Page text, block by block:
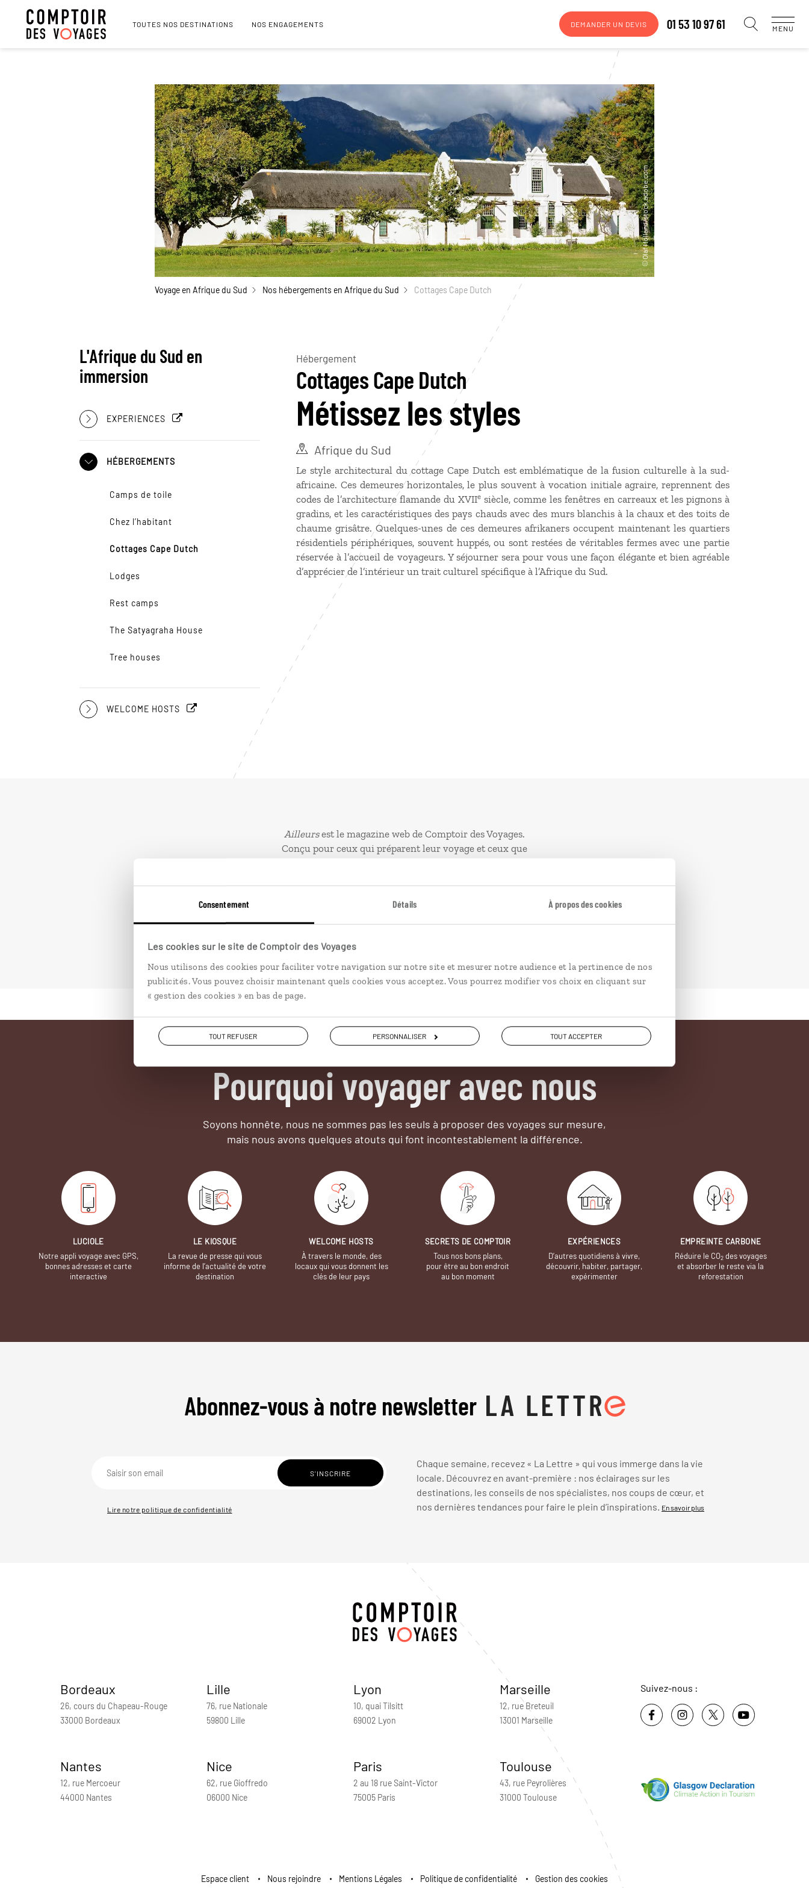
Consentement Détails À propos des cookies
Les cookies sur le site de Comptoir des Voyages
Nous utilisons des cookies pour faciliter votre navigation sur notre site et mesurer notre audience et la pertinence de nos
publicités. Vous pouvez choisir maintenant quels cookies vous acceptez. Vous pourrez modifier vos choix en cliquant sur
« gestion des cookies » en bas de page.
TOUT REFUSER PERSONNALISER TOUT ACCEPTER
TOUTES NOS DESTINATIONS NOS ENGAGEMENTS DEMANDER UN DEVIS 01 53 10 97 61 MENU
Voyage en Afrique du Sud Nos hébergements en Afrique du Sud Cottages Cape Dutch
L'Afrique du Sud en
immersion
EXPERIENCES
HÉBERGEMENTS
Camps de toile
Chez l’habitant
Cottages Cape Dutch
Lodges
Rest camps
The Satyagraha House
Tree houses
WELCOME HOSTS
Hébergement
Cottages Cape Dutch
Métissez les styles
Afrique du Sud
Le style architectural du cottage Cape Dutch est emblématique de la fusion culturelle à la sud-
africaine. Ces demeures horizontales, le plus souvent à vocation initiale agraire, reprennent des
codes de l’architecture flamande du XVIIe siècle, comme les fenêtres en carreaux et les pignons à
gradins, et les caractéristiques des pays chauds avec des murs blanchis à la chaux et des toits de
chaume grisâtre. Quelques-unes de ces demeures afrikaners occupent maintenant les quartiers
résidentiels périphériques, souvent huppés, ou sont restées de véritables fermes avec une partie
réservée à l’accueil de voyageurs. Y séjourner sera pour vous une façon élégante et bien agréable
d’apprécier de l’intérieur un trait culturel spécifique à l’Afrique du Sud.
Ailleursest le magazine web de Comptoir des Voyages.
Conçu pour ceux qui préparent leur voyage et ceux que
Pourquoi voyager avec nous
Soyons honnête, nous ne sommes pas les seuls à proposer des voyages sur mesure,
mais nous avons quelques atouts qui font incontestablement la différence.
LUCIOLE
Notre appli voyage avec GPS,
bonnes adresses et carte
interactive
LE KIOSQUE
La revue de presse qui vous
informe de l’actualité de votre
destination
WELCOME HOSTS
À travers le monde, des
locaux qui vous donnent les
clés de leur pays
SECRETS DE COMPTOIR
Tous nos bons plans,
pour être au bon endroit
au bon moment
EXPÉRIENCES
D’autres quotidiens à vivre,
découvrir, habiter, partager,
expérimenter
EMPREINTE CARBONE
Réduire le CO2des voyages
et absorber le reste via la
reforestation
Abonnez-vous à notre newsletter
Lire notre politique de confidentialité
Chaque semaine, recevez « La Lettre » qui vous immerge dans la vie
locale. Découvrez en avant-première : nos éclairages sur les
destinations, les conseils de nos spécialistes, nos coups de cœur, et
nos dernières tendances pour faire le plein d’inspirations. En savoir plus
Bordeaux
26, cours du Chapeau-Rouge
33000 Bordeaux
Lille
76, rue Nationale
59800 Lille
Lyon
10, quai Tilsitt
69002 Lyon
Marseille
12, rue Breteuil
13001 Marseille
Nantes
12, rue Mercoeur
44000 Nantes
Nice
62, rue Gioffredo
06000 Nice
Paris
2 au 18 rue Saint-Victor
75005 Paris
Toulouse
43, rue Peyrolières
31000 Toulouse
Suivez-nous :
Espace client Nous rejoindre Mentions Légales Politique de confidentialité Gestion des cookies